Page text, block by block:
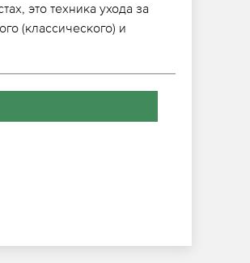
это техника ухода за
(классического) и